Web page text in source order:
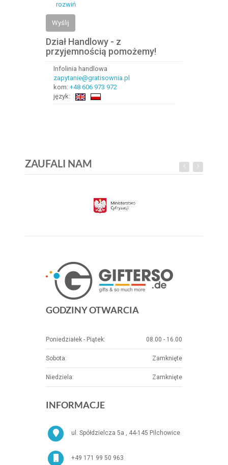
rozwiń
Wyślij
Dział Handlowy - z
przyjemnością pomożemy!
Infolinia handlowa
zapytanie@gratisownia.pl
kom: +48 606 973 972
język:
ZAUFALI NAM
GODZINY OTWARCIA
Poniedziałek - Piątek: 08.00 - 16.00
Sobota: Zamknięte
Niedziela: Zamknięte
INFORMACJE
ul. Spółdzielcza 5a , 44-145 Pilchowice
+49 171 99 50 963